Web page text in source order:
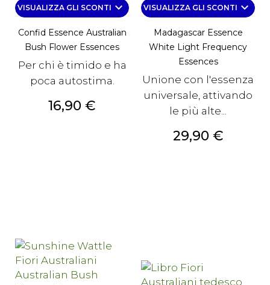
VISUALIZZA GLI SCONTI keyboard_arrow_down
Confid Essence Australian
Bush Flower Essences
Per chi è timido e ha
poca autostima.
Prezzo
16,90 €
VISUALIZZA GLI SCONTI keyboard_arrow_down
Madagascar Essence
White Light Frequency
Essences
Unione con l'essenza
universale, attivando
le più alte...
Prezzo
29,90 €